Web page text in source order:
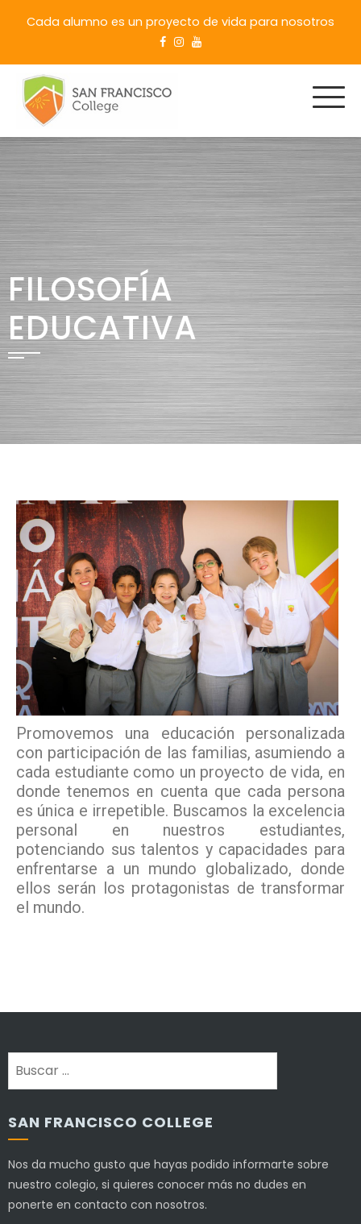
Cada alumno es un proyecto de vida para nosotros
FILOSOFÍA
EDUCATIVA
Promovemos una educación personalizada
con participación de las familias, asumiendo a
cada estudiante como un proyecto de vida, en
donde tenemos en cuenta que cada persona
es única e irrepetible. Buscamos la excelencia
personal en nuestros estudiantes,
potenciando sus talentos y capacidades para
enfrentarse a un mundo globalizado, donde
ellos serán los protagonistas de transformar
el mundo.
SAN FRANCISCO COLLEGE
Nos da mucho gusto que hayas podido informarte sobre
nuestro colegio, si quieres conocer más no dudes en
ponerte en contacto con nosotros.